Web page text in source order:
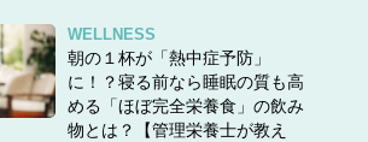
WELLNESS
朝の１杯が「熱中症予防」
に！？寝る前なら睡眠の質も高
める「ほぼ完全栄養食」の飲み
物とは？【管理栄養士が教え